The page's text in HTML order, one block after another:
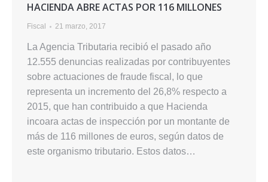
HACIENDA ABRE ACTAS POR 116 MILLONES
Fiscal 21 marzo, 2017
La Agencia Tributaria recibió el pasado año
12.555 denuncias realizadas por contribuyentes
sobre actuaciones de fraude fiscal, lo que
representa un incremento del 26,8% respecto a
2015, que han contribuido a que Hacienda
incoara actas de inspección por un montante de
más de 116 millones de euros, según datos de
este organismo tributario. Estos datos…